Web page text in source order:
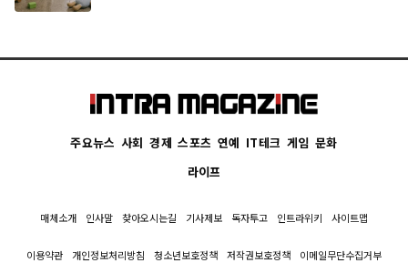
주요뉴스 사회 경제 스포츠 연예 IT테크 게임 문화
라이프
매체소개 인사말 찾아오시는길 기사제보 독자투고 인트라위키 사이트맵
이용약관 개인정보처리방침 청소년보호정책 저작권보호정책 이메일무단수집거부